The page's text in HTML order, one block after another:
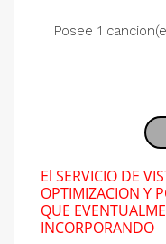
Posee 1
El SERVICIO DE
OPTIMIZACION Y
QUE
INCORPORANDO